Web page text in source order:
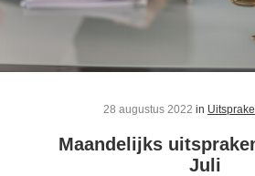
28 augustus 2022 in
Maandelijks
Juli